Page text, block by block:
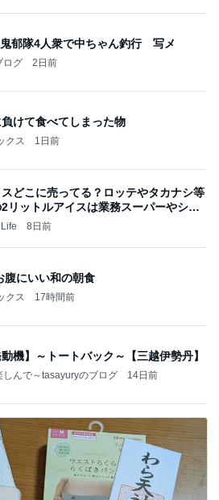
20260803 鬼郁隊4人衆で中ちゃん釣行 写メ
ログ 2日前
けて食べてしまった物
クス 1日前
どこに売ってる？ロッテやタカナシ等
リットルアイスは業務スーパーやシャ
8日前
腹にいい和の朝食
クス 17時間前
動機】～トートバック～【三越伊勢丹】
しんで～tasayuryのブログ 14日前